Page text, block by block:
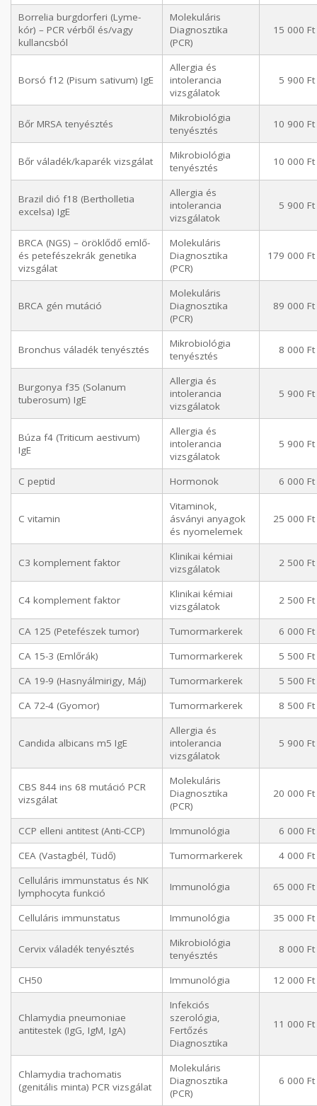
Borrelia burgdorferi (Lyme-
kór) – PCR vérből és/vagy
kullancsból
Molekuláris
Diagnosztika
(PCR)
15 000 Ft
Borsó f12 (Pisum sativum) IgE
Allergia és
intolerancia
vizsgálatok
5 900 Ft
Bőr MRSA tenyésztés
Mikrobiológia
tenyésztés
10 900 Ft
Bőr váladék/kaparék vizsgálat
Mikrobiológia
tenyésztés
10 000 Ft
Brazil dió f18 (Bertholletia
excelsa) IgE
Allergia és
intolerancia
vizsgálatok
5 900 Ft
BRCA (NGS) – öröklődő emlő-
és petefészekrák genetika
vizsgálat
Molekuláris
Diagnosztika
(PCR)
179 000 Ft
BRCA gén mutáció
Molekuláris
Diagnosztika
(PCR)
89 000 Ft
Bronchus váladék tenyésztés
Mikrobiológia
tenyésztés
8 000 Ft
Burgonya f35 (Solanum
tuberosum) IgE
Allergia és
intolerancia
vizsgálatok
5 900 Ft
Búza f4 (Triticum aestivum)
IgE
Allergia és
intolerancia
vizsgálatok
5 900 Ft
C peptid Hormonok 6 000 Ft
C vitamin
Vitaminok,
ásványi anyagok
és nyomelemek
25 000 Ft
C3 komplement faktor
Klinikai kémiai
vizsgálatok
2 500 Ft
C4 komplement faktor
Klinikai kémiai
vizsgálatok
2 500 Ft
CA 125 (Petefészek tumor) Tumormarkerek
6 000 Ft
CA 15-3 (Emlőrák)
Tumormarkerek
5 500 Ft
CA 19-9 (Hasnyálmirigy, Máj)
Tumormarkerek
5 500 Ft
CA 72-4 (Gyomor)
Tumormarkerek 8 500 Ft
Candida albicans m5 IgE
Allergia és
intolerancia
vizsgálatok
5 900 Ft
CBS 844 ins 68 mutáció PCR
vizsgálat
Molekuláris
Diagnosztika
(PCR)
20 000 Ft
CCP elleni antitest (Anti-CCP) Immunológia
6 000 Ft
CEA (Vastagbél, Tüdő)
Tumormarkerek
4 000 Ft
Celluláris immunstatus és NK
lymphocyta funkció
Immunológia 65 000 Ft
Celluláris immunstatus Immunológia 35 000 Ft
Cervix váladék tenyésztés
Mikrobiológia
tenyésztés
8 000 Ft
CH50 Immunológia 12 000 Ft
Chlamydia pneumoniae
antitestek (IgG, IgM, IgA)
Infekciós
szerológia,
Fertőzés
Diagnosztika
11 000 Ft
Chlamydia trachomatis
(genitális minta) PCR vizsgálat
Molekuláris
Diagnosztika
(PCR)
6 000 Ft